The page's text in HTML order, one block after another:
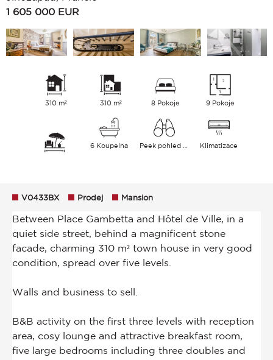
1 605 000 EUR
310 m² 310 m² 8 Pokoje 9 Pokoje
6 Koupelna Klimatizace
V0433BX Prodej Mansion